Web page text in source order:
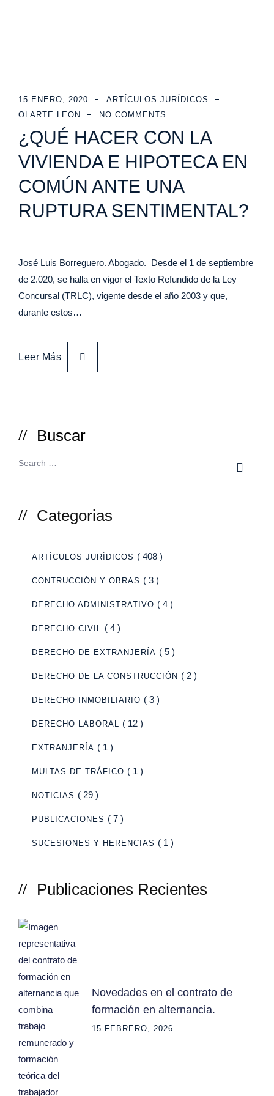
15 ENERO, 2020
ARTÍCULOS JURÍDICOS
OLARTE LEON
NO COMMENTS
¿QUÉ HACER CON LA
VIVIENDA E HIPOTECA EN
COMÚN ANTE UNA
RUPTURA SENTIMENTAL?
José Luis Borreguero. Abogado. Desde el 1 de septiembre
de 2.020, se halla en vigor el Texto Refundido de la Ley
Concursal (TRLC), vigente desde el año 2003 y que,
durante estos…
Leer Más
Buscar
Categorias
ARTÍCULOS JURÍDICOS ( 408 )
CONTRUCCIÓN Y OBRAS ( 3 )
DERECHO ADMINISTRATIVO ( 4 )
DERECHO CIVIL ( 4 )
DERECHO DE EXTRANJERÍA ( 5 )
DERECHO DE LA CONSTRUCCIÓN ( 2 )
DERECHO INMOBILIARIO ( 3 )
DERECHO LABORAL ( 12 )
EXTRANJERÍA ( 1 )
MULTAS DE TRÁFICO ( 1 )
NOTICIAS ( 29 )
PUBLICACIONES ( 7 )
SUCESIONES Y HERENCIAS ( 1 )
Publicaciones Recientes
Novedades en el contrato de
formación en alternancia.
15 FEBRERO, 2026